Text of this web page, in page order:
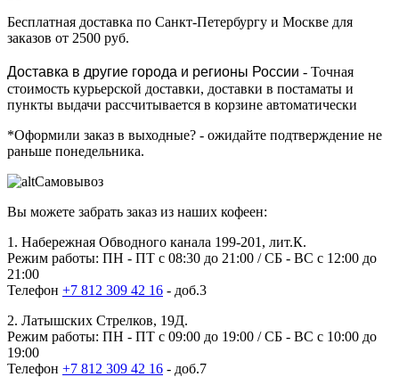
Бесплатная доставка по Санкт-Петербургу и Москве для
заказов от 2500 руб.
Доставка в другие города и регионы России - Точная
стоимость курьерской доставки, доставки в постаматы и
пункты выдачи рассчитывается в корзине автоматически
*Оформили заказ в выходные? - ожидайте подтверждение не
раньше понедельника.
Самовывоз
Вы можете забрать заказ из наших кофеен:
1. Набережная Обводного канала 199-201, лит.К.
Режим работы: ПН - ПТ с 08:30 до 21:00 / СБ - ВС с 12:00 до
21:00
Телефон +7 812 309 42 16 - доб.3
2. Латышских Стрелков, 19Д.
Режим работы: ПН - ПТ с 09:00 до 19:00 / СБ - ВС с 10:00 до
19:00
Телефон +7 812 309 42 16 - доб.7